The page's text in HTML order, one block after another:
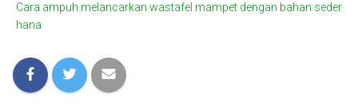
Cara ampuh melancarkan wastafel mampet dengan bahan seder
hana